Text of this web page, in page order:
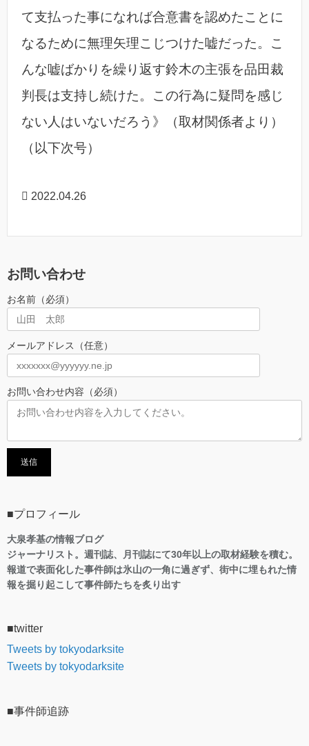
て支払った事になれば合意書を認めたことに
なるために無理矢理こじつけた嘘だった。こ
んな嘘ばかりを繰り返す鈴木の主張を品田裁
判長は支持し続けた。この行為に疑問を感じ
ない人はいないだろう》（取材関係者より）
（以下次号）
2022.04.26
お問い合わせ
お名前（必須）
メールアドレス（任意）
お問い合わせ内容（必須）
■プロフィール
大泉孝基の情報ブログ
ジャーナリスト。週刊誌、月刊誌にて30年以上の取材経験を積む。
報道で表面化した事件師は氷山の一角に過ぎず、街中に埋もれた情
報を掘り起こして事件師たちを炙り出す
■twitter
Tweets by tokyodarksite
Tweets by tokyodarksite
■事件師追跡